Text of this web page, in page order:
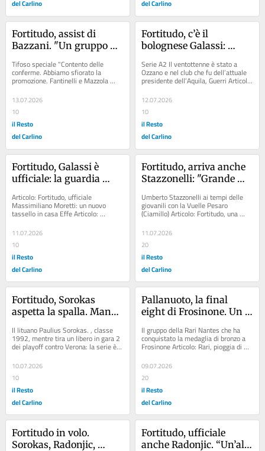
del Carlino del Carlino
Fortitudo, assist di
Bazzani. "Un gruppo
coach ideale perché
conosce la piazza»
Tifoso speciale "Contento delle
conferme. Abbiamo sfiorato la
promozione. Fantinelli e Mazzola
possono dare tanto in materia di
esperienza e...
13.07.2026
10
il Resto
del Carlino
Fortitudo, c’è il
bolognese Galassi:
subito in gioco"
Serie A2 Il ventottenne è stato a
Ozzano e nel club che fu dell’attuale
presidente dell’Aquila, Guerri Articolo:
"Unipol, non possiamo...
12.07.2026
10
il Resto
del Carlino
Fortitudo, Galassi è
ufficiale: la guardia
roster biancoblù
Articolo: Fortitudo, ufficiale
Massimiliano Moretti: un nuovo
tassello in casa Effe Articolo:
“Un’ala moderna...
11.07.2026
10
il Resto
del Carlino
Fortitudo, arriva anche
Stazzonelli: "Grande
Umberto Stazzonelli ai tempi delle
giovanili con la Vuelle Pesaro
(Ciamillo) Articolo: Fortitudo, una
società più snella. E un esterno
versione...
11.07.2026
20
il Resto
del Carlino
Fortitudo, Sorokas
aspetta la spalla. Manca
Il lituano Paulius Sorokas. , classe
1992, mentre tira un libero in gara 2
dei playoff contro Verona: la serie è
andata poi agli scaligeri (Schicchi)...
10.07.2026
10
il Resto
del Carlino
Pallanuoto, la final
eight di Frosinone. Un
storia. Festa per gli
allievi della Rari Nantes
Il gruppo della Rari Nantes che ha
conquistato la medaglia di bronzo a
Frosinone Articolo: Rari, pioggia di
medaglie. Donati brilla nei 200
dorso...
09.07.2026
20
il Resto
del Carlino
Fortitudo in volo.
Sorokas, Radonjic,
Fortitudo, ufficiale
anche Radonjic. “Un’ala